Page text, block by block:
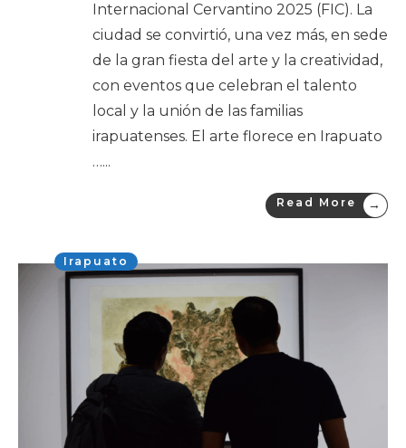
Internacional Cervantino 2025 (FIC). La
ciudad se convirtió, una vez más, en sede
de la gran fiesta del arte y la creatividad,
con eventos que celebran el talento
local y la unión de las familias
irapuatenses. El arte florece en Irapuato
…...
Read More →
Irapuato